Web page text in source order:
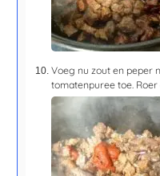
Voeg nu zout en peper
tomatenpuree toe.